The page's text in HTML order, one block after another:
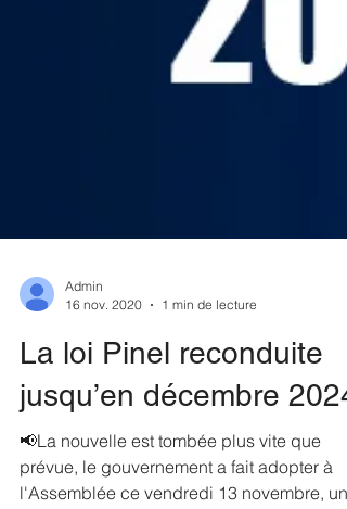
16 nov. 2020
1 min de lecture
La loi Pinel reconduite
jusqu’en décembre 2024
📢La nouvelle est tombée plus vite que